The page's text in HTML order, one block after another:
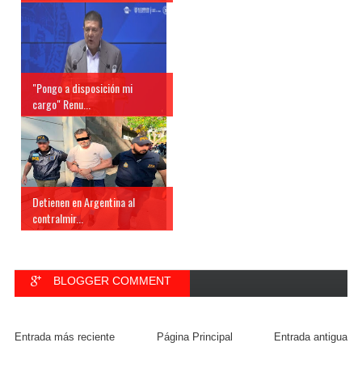
"Pongo a disposición mi
cargo" Renu...
Detienen en Argentina al
contralmir...
BLOGGER COMMENT
Entrada más reciente Entrada antigua
Página Principal